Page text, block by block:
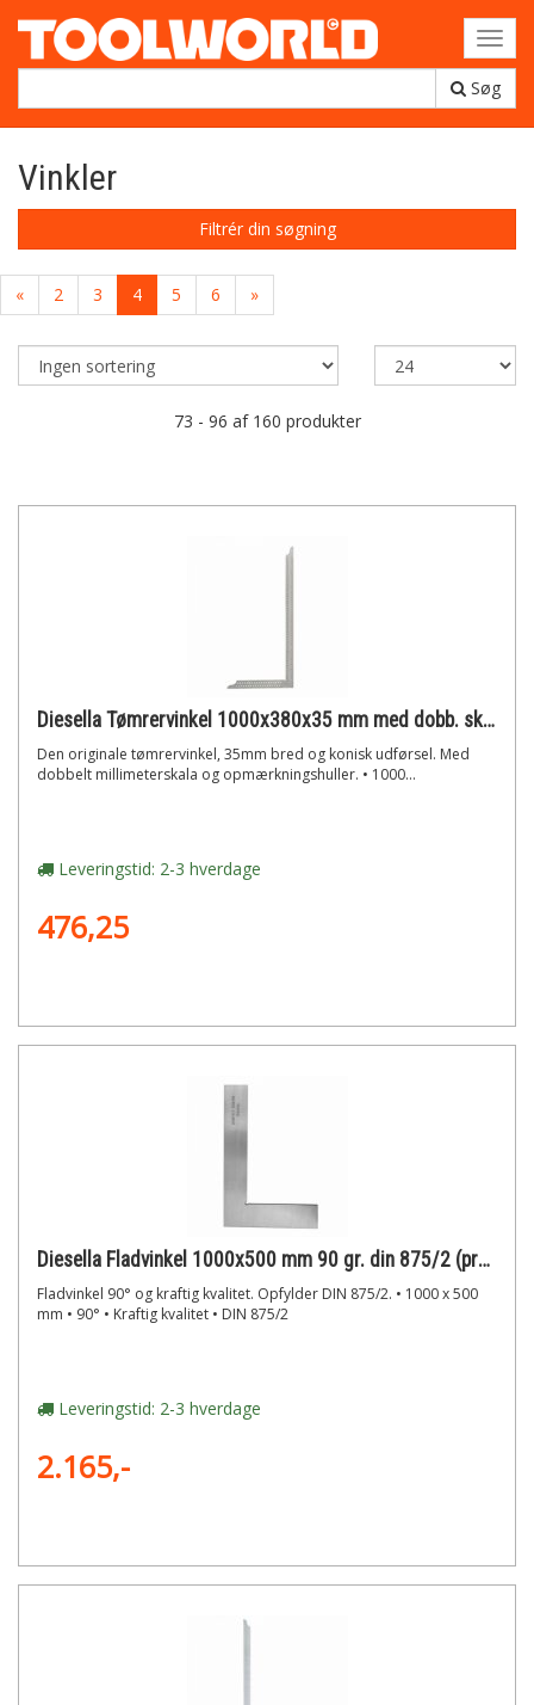
Søg
Vinkler
Filtrér din søgning
« 2 3 4 5 6 »
73 - 96 af 160 produkter
Diesella Tømrervinkel 1000x380x35 mm med dobb. skala og opmærk. huller
Den originale tømrervinkel, 35mm bred og konisk udførsel. Med
dobbelt millimeterskala og opmærkningshuller. • 1000...
Leveringstid: 2-3 hverdage
476,25
Diesella Fladvinkel 1000x500 mm 90 gr. din 875/2 (prod. eu)
Fladvinkel 90° og kraftig kvalitet. Opfylder DIN 875/2. • 1000 x 500
mm • 90° • Kraftig kvalitet • DIN 875/2
Leveringstid: 2-3 hverdage
2.165,-